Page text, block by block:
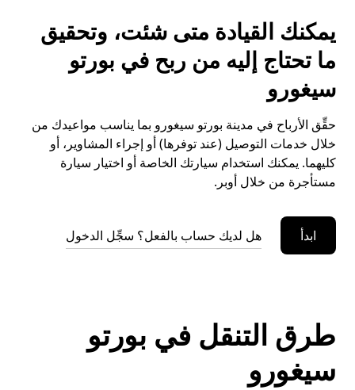
يمكنك القيادة متى شئت، وتحقيق
ما تحتاج إليه من ربح في بورتو
سيغورو
حقِّق الأرباح في مدينة بورتو سيغورو بما يناسب مواعيدك من
خلال خدمات التوصيل (عند توفرها) أو إجراء المشاوير، أو
كليهما. يمكنك استخدام سيارتك الخاصة أو اختيار سيارة
مستأجرة من خلال أوبر.
ابدأ هل لديك حساب بالفعل؟ سجِّل الدخول
طرق التنقل في بورتو
سيغورو